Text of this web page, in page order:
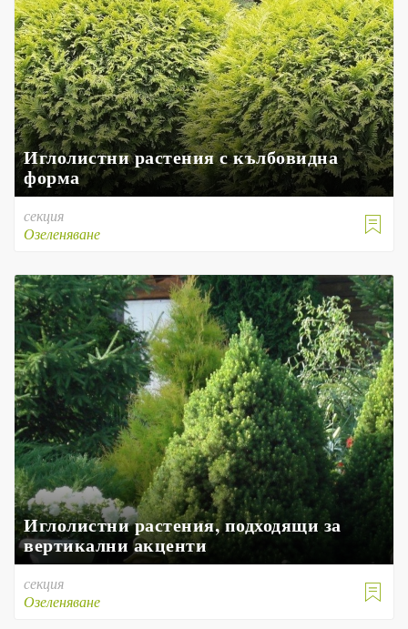
Иглолистни растения с кълбовидна
форма

секция
Озеленяване
Иглолистни растения, подходящи за
вертикални акценти

секция
Озеленяване